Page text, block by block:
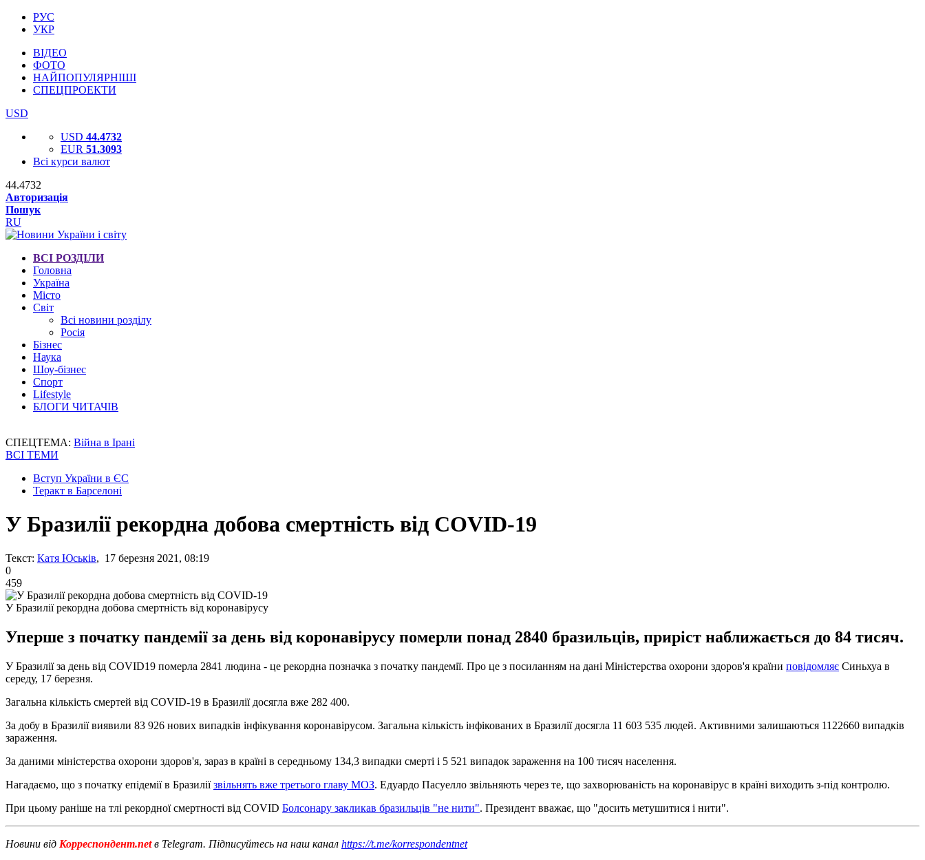
РУС
УКР
ВІДЕО
ФОТО
НАЙПОПУЛЯРНІШІ
СПЕЦПРОЕКТИ
USD
USD 44.4732
EUR 51.3093
Всі курси валют
44.4732
Авторизація
Пошук
RU
ВСІ РОЗДІЛИ
Головна
Україна
Місто
Світ
Всі новини розділу
Росія
Бізнес
Наука
Шоу-бізнес
Спорт
Lifestyle
БЛОГИ ЧИТАЧІВ
СПЕЦТЕМА: Війна в Ірані
ВСІ ТЕМИ
Вступ України в ЄС
Теракт в Барселоні
У Бразилії рекордна добова смертність від COVID-19
Текст: Катя Юськів, 17 березня 2021, 08:19
0
459
У Бразилії рекордна добова смертність від коронавірусу
Уперше з початку пандемії за день від коронавірусу померли понад 2840 бразильців, приріст наближається до 84 тисяч.
У Бразилії за день від COVID19 померла 2841 людина - це рекордна позначка з початку пандемії. Про це з посиланням на дані Міністерства охорони здоров'я країни повідомляє Синьхуа в
середу, 17 березня.
Загальна кількість смертей від COVID-19 в Бразилії досягла вже 282 400.
За добу в Бразилії виявили 83 926 нових випадків інфікування коронавірусом. Загальна кількість інфікованих в Бразилії досягла 11 603 535 людей. Активними залишаються 1122660 випадків
зараження.
За даними міністерства охорони здоров'я, зараз в країні в середньому 134,3 випадки смерті і 5 521 випадок зараження на 100 тисяч населення.
Нагадаємо, що з початку епідемії в Бразиліїзвільнять вже третього главу МОЗ. Едуардо Пасуелло звільняють через те, що захворюваність на коронавірус в країні виходить з-під контролю.
При цьому раніше на тлі рекордної смертності від COVID Болсонару закликав бразильців "не нити". Президент вважає, що "досить метушитися і нити".
Новини від Корреспондент.netв Telegram. Підписуйтесь на наш канал https://t.me/korrespondentnet